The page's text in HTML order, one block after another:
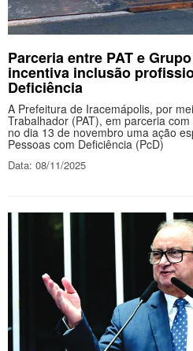
Parceria entre PAT e
incentiva inclusão
Deficiência
A Prefeitura de Iracemápolis, por
Trabalhador (PAT), em parceria
no dia 13 de novembro uma ação
Pessoas com Deficiência (PcD)
Data: 08/11/2025